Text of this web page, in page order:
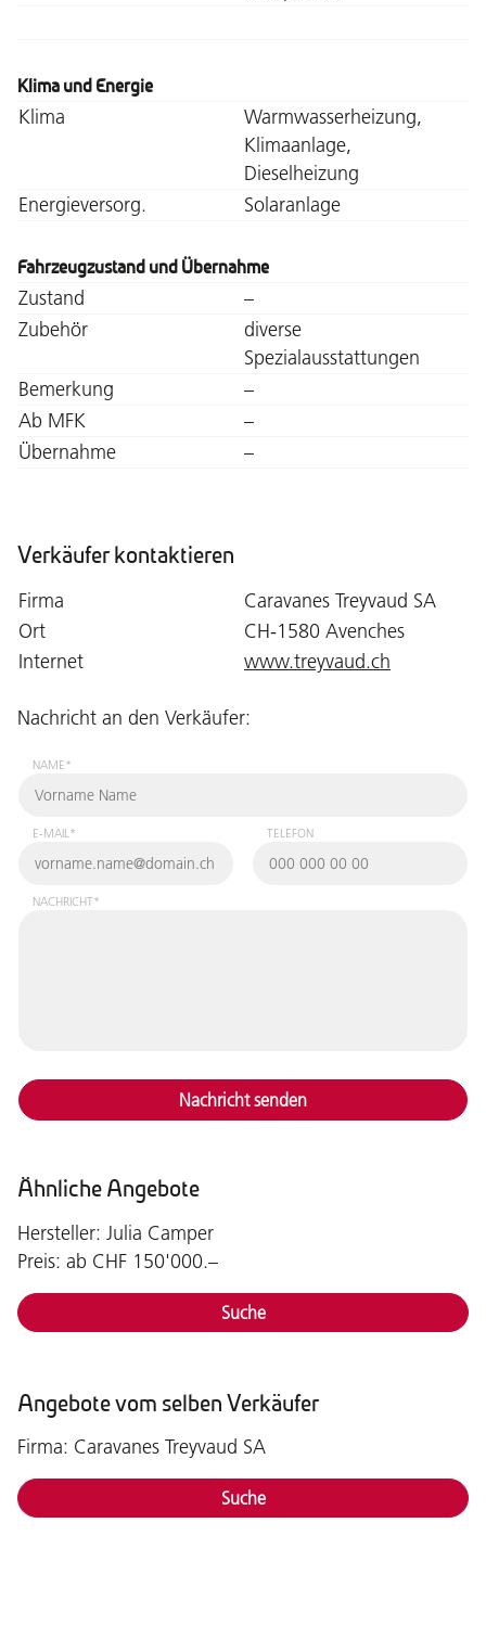
Klima und Energie
Klima
Warmwasserheizung,
Klimaanlage,
Dieselheizung
Energieversorg.
Solaranlage
Fahrzeugzustand und Übernahme
Zustand
–
Zubehör
diverse
Spezialausstattungen
Bemerkung
–
Ab MFK
–
Übernahme
–
Verkäufer kontaktieren
Firma
Caravanes Treyvaud SA
Ort
CH-1580 Avenches
Internet
www.treyvaud.ch
Nachricht an den Verkäufer:
NAME*
E-MAIL* TELEFON
NACHRICHT*
Nachricht senden
Ähnliche Angebote
Hersteller: Julia Camper
Preis: ab CHF 150'000.–
Suche
Angebote vom selben Verkäufer
Firma: Caravanes Treyvaud SA
Suche